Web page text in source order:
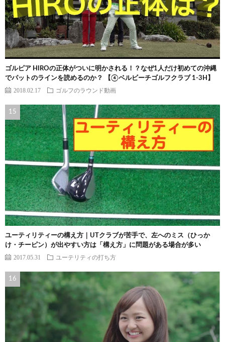
ゴルピア HIROの正体がついに明かされる！？なぜ1人だけ初めての沖縄
でパットのラインを読めるのか？ 【④ベルビーチゴルフクラブ 1-3H】
2018.02.17 ゴルフのラウンド動画
ユーティリティーの構え方｜UTクラブが苦手で、左へのミス（ひっか
け・チーピン）が出やすい方は「構え方」に問題がある場合が多い
2017.05.31 ユーテリティの打ち方